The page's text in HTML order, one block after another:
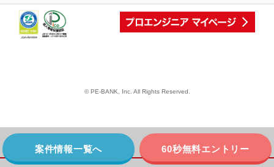
© PE-BANK, Inc. All Rights Reserved.
案件情報一覧へ 60秒無料エントリー